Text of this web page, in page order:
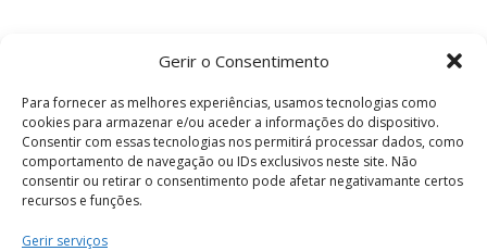
Gerir o Consentimento
Para fornecer as melhores experiências, usamos tecnologias como
cookies para armazenar e/ou aceder a informações do dispositivo.
Consentir com essas tecnologias nos permitirá processar dados, como
comportamento de navegação ou IDs exclusivos neste site. Não
consentir ou retirar o consentimento pode afetar negativamante certos
recursos e funções.
Gerir serviços
Termos e Condições